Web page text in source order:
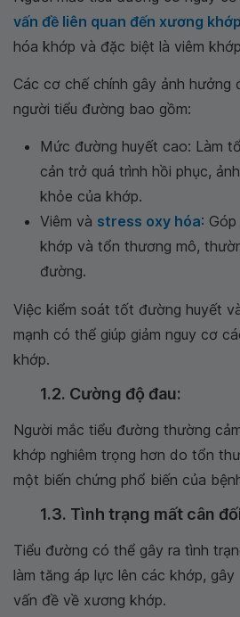
vấn đề liên quan đến xương khớp
hóa khớp và đặc biệt là viêm
Các cơ chế chính gây ảnh hưởng
người tiểu đường bao gồm:
Mức đường huyết cao: Làm
cản trở quá trình hồi phục,
khỏe của khớp.
Viêm và stress oxy hóa:
khớp và tổn thương mô,
đường.
Việc kiểm soát tốt đường huyết
mạnh có thể giúp giảm nguy cơ
khớp.
1.2. Cường độ đau:
Người mắc tiểu đường thường
khớp nghiêm trọng hơn do tổn
một biến chứng phổ biến của
1.3. Tình trạng mất cân
Tiểu đường có thể gây ra tình
làm tăng áp lực lên các khớp,
vấn đề về xương khớp.